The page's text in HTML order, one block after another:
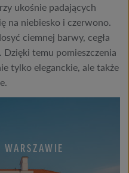
ukośnie padających
na niebiesko i czerwono.
ciemnej barwy, cegła
temu pomieszczenia
tylko eleganckie, ale także